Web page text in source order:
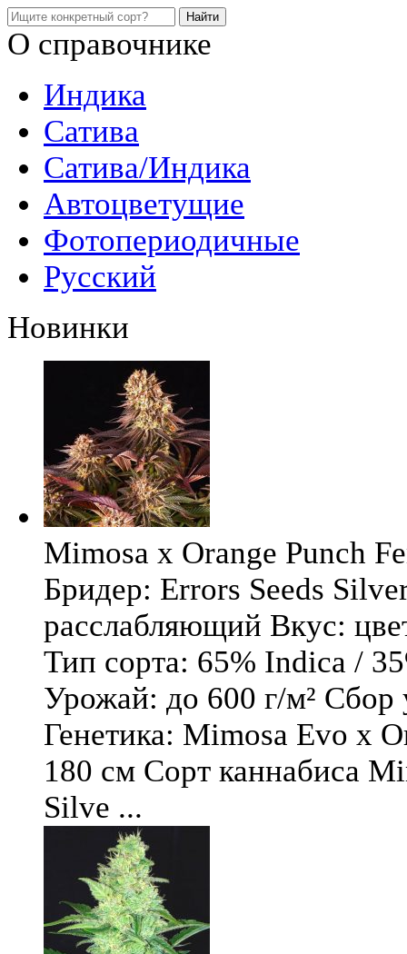
О справочнике
Индика
Сатива
Сатива/Индика
Автоцветущие
Фотопериодичные
Русский
Новинки
Mimosa x Orange Punch
Бридер: Errors Seeds
расслабляющий Вкус:
Тип сорта: 65% Indica /
Урожай: до 600 г/м² Сбор
Генетика: Mimosa Evo x
180 см Сорт каннабиса
Silve ...